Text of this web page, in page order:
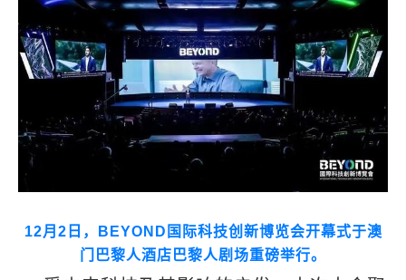
12月 2 日， BEYOND 国际科技创新博览会开幕式于澳
门巴黎人酒店巴黎人剧场重磅举行。